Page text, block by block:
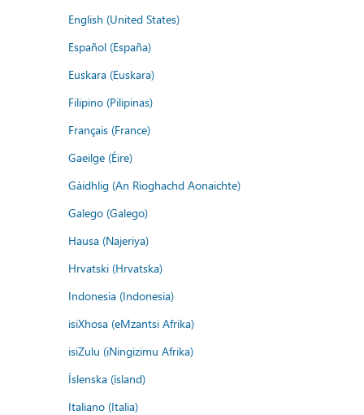
English (United States)
Español (España)
Euskara (Euskara)
Filipino (Pilipinas)
Français (France)
Gaeilge (Éire)
Gàidhlig (An Rìoghachd Aonaichte)
Galego (Galego)
Hausa (Najeriya)
Hrvatski (Hrvatska)
Indonesia (Indonesia)
isiXhosa (eMzantsi Afrika)
isiZulu (iNingizimu Afrika)
Íslenska (ísland)
Italiano (Italia)